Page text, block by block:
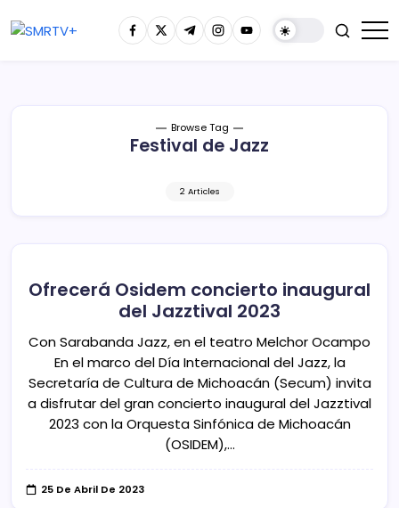
Browse Tag
Festival de Jazz
2 Articles
Ofrecerá Osidem concierto inaugural
del Jazztival 2023
Con Sarabanda Jazz, en el teatro Melchor Ocampo
En el marco del Día Internacional del Jazz, la
Secretaría de Cultura de Michoacán (Secum) invita
a disfrutar del gran concierto inaugural del Jazztival
2023 con la Orquesta Sinfónica de Michoacán
(OSIDEM),…
25 De Abril De 2023